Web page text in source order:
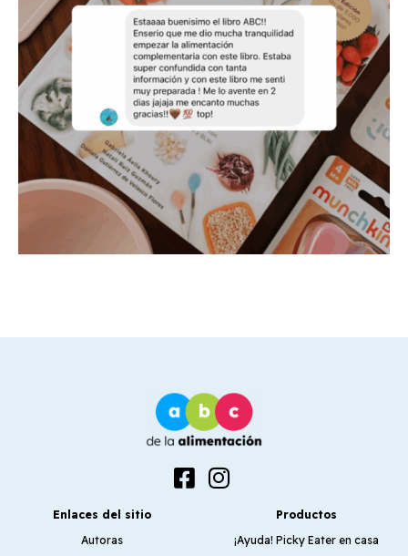
Enlaces del sitio
Autoras
Productos
¡Ayuda! Picky Eater en casa